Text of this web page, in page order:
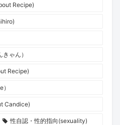
Recipe)
ゃん）
Recipe)
Candice)
性自認・性的指向(sexuality)